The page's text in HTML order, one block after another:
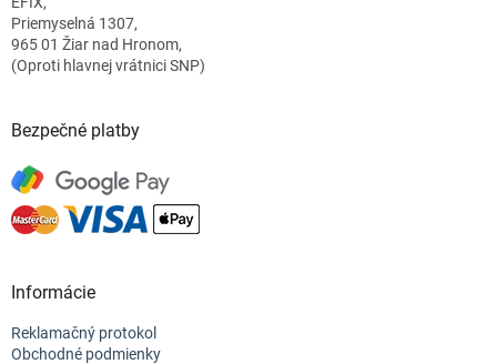
Priemyselná 1307,
965 01 Žiar nad Hronom,
(Oproti hlavnej vrátnici SNP)
Bezpečné platby
Informácie
Reklamačný protokol
Obchodné podmienky